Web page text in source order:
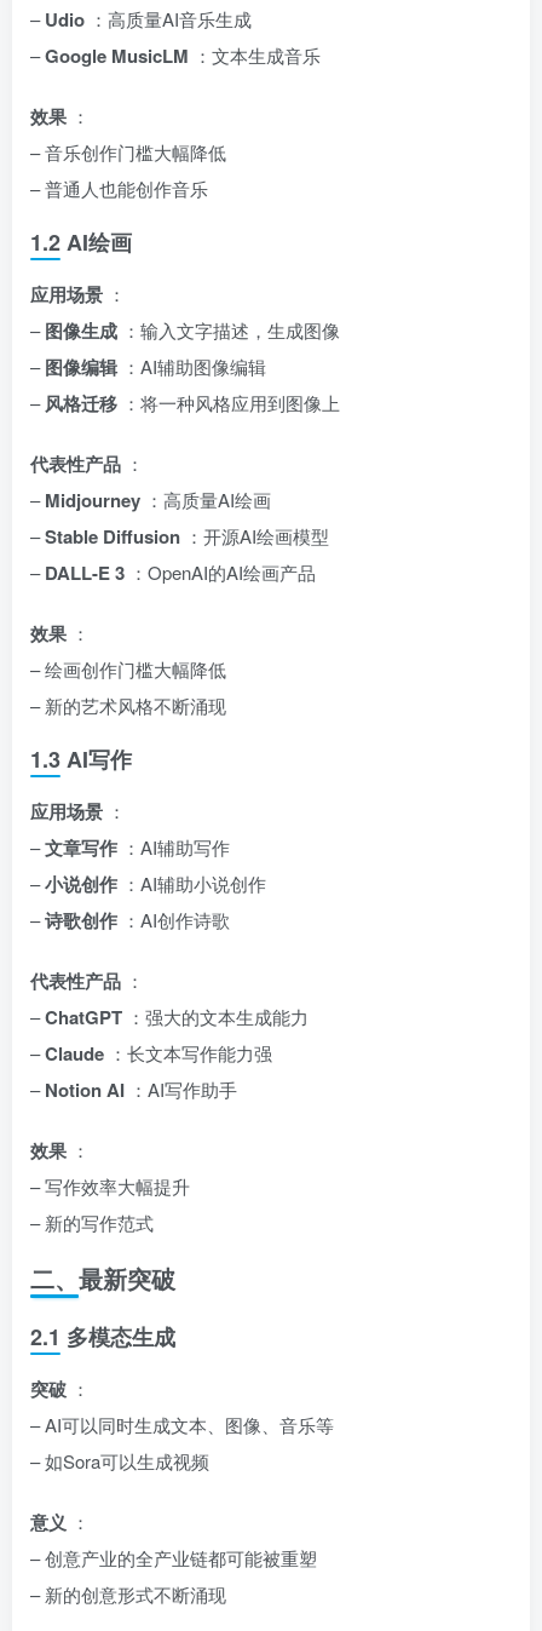
–Udio ：高质量AI音乐生成
–Google MusicLM ：文本生成音乐
效果 ：
– 音乐创作门槛大幅降低
– 普通人也能创作音乐
1.2 AI绘画
应用场景 ：
–图像生成 ：输入文字描述，生成图像
–图像编辑 ：AI辅助图像编辑
–风格迁移 ：将一种风格应用到图像上
代表性产品 ：
–Midjourney ：高质量AI绘画
–Stable Diffusion ：开源AI绘画模型
–DALL-E 3 ：OpenAI的AI绘画产品
效果 ：
– 绘画创作门槛大幅降低
– 新的艺术风格不断涌现
1.3 AI写作
应用场景 ：
–文章写作 ：AI辅助写作
–小说创作 ：AI辅助小说创作
–诗歌创作 ：AI创作诗歌
代表性产品 ：
–ChatGPT ：强大的文本生成能力
–Claude ：长文本写作能力强
–Notion AI ：AI写作助手
效果 ：
– 写作效率大幅提升
– 新的写作范式
二、最新突破
2.1 多模态生成
突破 ：
– AI可以同时生成文本、图像、音乐等
– 如Sora可以生成视频
意义 ：
– 创意产业的全产业链都可能被重塑
– 新的创意形式不断涌现